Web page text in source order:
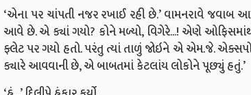
‘એના પર ચાંપતી નજર રખાઈ રહી છે.’ વામનરાવે જવાબ
આવે છે. એ ક્યાં ગયો? કોને મળ્યો, વિગેરે...! એણે
ફ્લેટ પર ગયો હતો. પરંતુ ત્યાં તાળું જોઇને એ એમ.જે.
ક્યારે આવવાની છે, એ બાબતમાં કેટલાંય લોકોને પૂછ્યું હતું.’